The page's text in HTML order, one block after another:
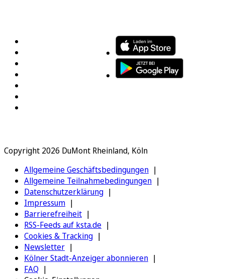
Copyright 2026 DuMont Rheinland, Köln
Allgemeine Geschäftsbedingungen
Allgemeine Teilnahmebedingungen
Datenschutzerklärung
Impressum
Barrierefreiheit
RSS-Feeds auf ksta.de
Cookies & Tracking
Newsletter
Kölner Stadt-Anzeiger abonnieren
FAQ